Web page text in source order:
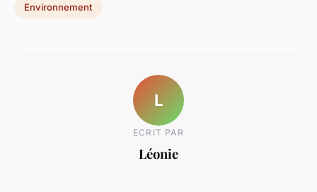
Environnement
L
ECRIT PAR
Léonie